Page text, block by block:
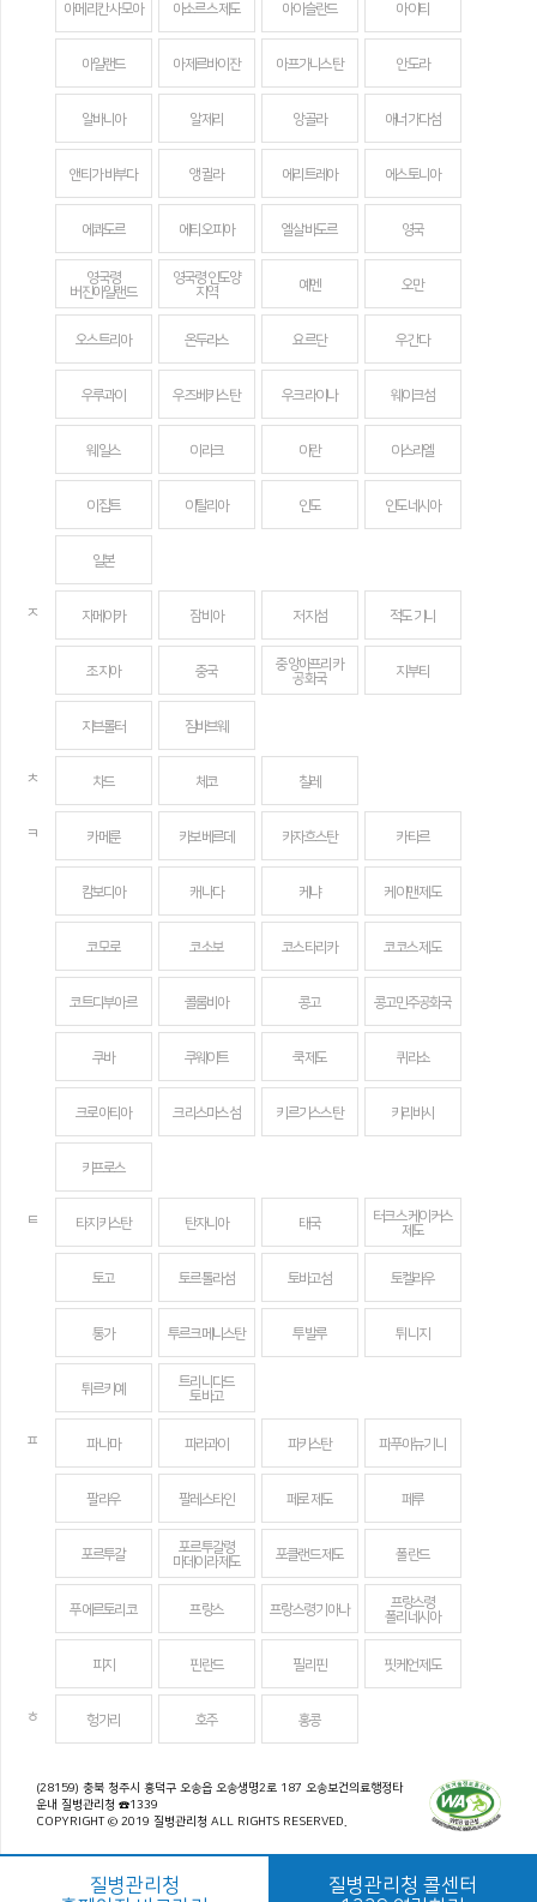
아메리칸 사모아 아소르스 제도 아이슬란드 아이티
아일랜드 아제르바이잔 아프가니스탄 안도라
알바니아 알제리 앙골라 애너가다섬
앤티가 바부다 앵귈라 에리트레아 에스토니아
에콰도르 에티오피아 엘살바도르 영국
영국령
버진아일랜드
영국령 인도양
지역
예멘 오만
오스트리아 온두라스 요르단 우간다
우루과이 우즈베키스탄 우크라이나 웨이크섬
웨일스 이라크 이란 이스라엘
이집트 이탈리아 인도 인도네시아
일본
ㅈ 자메이카 잠비아 저지섬 적도 기니
조지아 중국
중앙아프리카
공화국
지부티
지브롤터 짐바브웨
ㅊ 차드 체코 칠레
ㅋ 카메룬 카보베르데 카자흐스탄 카타르
캄보디아 캐나다 케냐 케이맨 제도
코모로 코소보 코스타리카 코코스 제도
코트디부아르 콜롬비아 콩고 콩고민주공화국
쿠바 쿠웨이트 쿡 제도 퀴라소
크로아티아 크리스마스섬 키르기스스탄 키리바시
키프로스
ㅌ 타지키스탄 탄자니아 태국
터크스 케이커스
제도
토고 토르톨라섬 토바고섬 토켈라우
통가 투르크메니스탄 투발루 튀니지
튀르키예
트리니다드
토바고
ㅍ 파나마 파라과이 파키스탄 파푸아뉴기니
팔라우 팔레스타인 페로 제도 페루
포르투갈
포르투갈령
마데이라 제도
포클랜드 제도 폴란드
푸에르토리코 프랑스 프랑스령 기아나
프랑스령
폴리네시아
피지 핀란드 필리핀 핏케언 제도
ㅎ 헝가리 호주 홍콩
(28159) 충북 청주시 흥덕구 오송읍 오송생명2로 187 오송보건의료행정타
운내 질병관리청 ☎1339
COPYRIGHT © 2019 질병관리청 ALL RIGHTS RESERVED.
질병관리청
질병관리청 콜센터